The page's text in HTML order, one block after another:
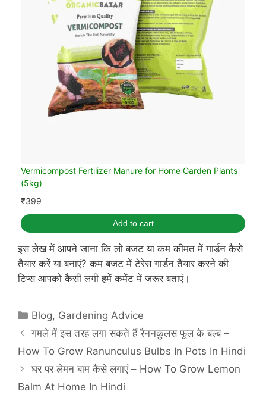
Vermicompost Fertilizer Manure for Home Garden Plants
(5kg)
₹399
Add to cart
इस लेख में आपने जाना कि लो बजट या कम कीमत में गार्डन कैसे
तैयार करें या बनाएं? कम बजट में टेरेस गार्डन तैयार करने की
टिप्स आपको कैसी लगी हमें कमेंट में जरूर बताएं।
Categories
Blog, Gardening Advice
गमले में इस तरह लगा सकते हैं रैननकुलस फूल के बल्ब –
How To Grow Ranunculus Bulbs In Pots In Hindi
घर पर लेमन बाम कैसे लगाएं – How To Grow Lemon
Balm At Home In Hindi